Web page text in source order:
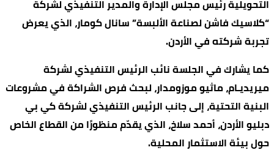
التحويلية رئيس مجلس الإدارة والمدير التنفيذي لشركة
“كلاسيك فاشن لصناعة الألبسة” سانال كومار، الذي يعرض
تجربة شركته في الأردن.
كما يشارك في الجلسة نائب الرئيس التنفيذي لشركة
ميريديـام، ماثيو موزومدار، لبحث فرص الشراكة في مشروعات
البنية التحتية، إلى جانب الرئيس التنفيذي لشركة كي بي
دبليو الأردن، أحمد سلاخ، الذي يقدّم منظورًا من القطاع الخاص
حول بيئة الاستثمار المحلية.